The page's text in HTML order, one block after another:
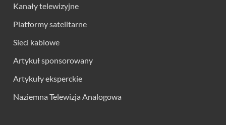
Kanały telewizyjne
Platformy satelitarne
Sieci kablowe
Artykuł sponsorowany
Artykuły eksperckie
Naziemna Telewizja Analogowa